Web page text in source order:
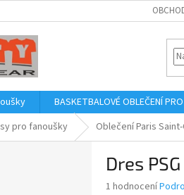
BASKETBALOVÉ OBLEČENÍ
pro fanoušky Oblečení Paris
Dres
Průměrné
1 hodnocení